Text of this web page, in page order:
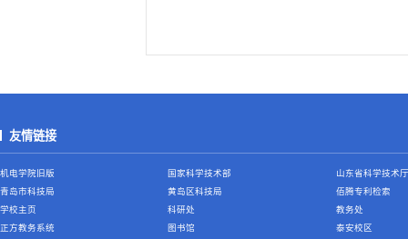
友情链接
机电学院旧版 国家科学技术部
山东省科学技术厅
青岛市科技局
黄岛区科技局
佰腾专利检索
学校主页
科研处
教务处
正方教务系统
图书馆
泰安校区